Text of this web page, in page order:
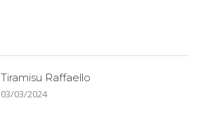
Tiramisu Raffaello
03/03/2024